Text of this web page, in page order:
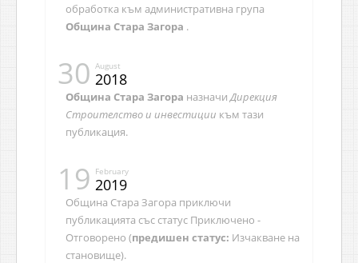
обработка към административна група
Община Стара Загора .
30 August
2018
Община Стара Загора назначи Дирекция
Строителство и инвестиции към тази
публикация.
19 February
2019
Община Стара Загора приключи
публикацията със статус Приключено -
Отговорено (предишен статус: Изчакване на
становище).